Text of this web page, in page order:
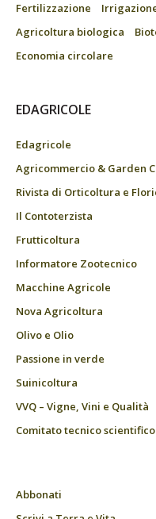
Fertilizzazione
Agricoltura biologica
Economia circolare
EDAGRICOLE
Edagricole
Agricommercio & Garden
Rivista di Orticoltura e
Il Contoterzista
Frutticoltura
Informatore Zootecnico
Macchine Agricole
Nova Agricoltura
Olivo e Olio
Passione in verde
Suinicoltura
VVQ – Vigne, Vini e Qualità
Comitato tecnico scientifico
Abbonati